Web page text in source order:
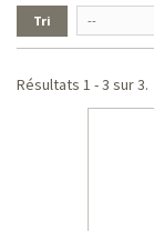
Tri --
Résultats 1 - 3 sur 3.